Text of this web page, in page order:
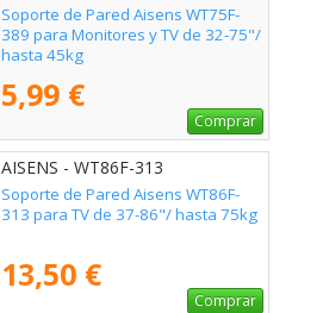
Soporte de Pared Aisens WT75F-
389 para Monitores y TV de 32-75"/
hasta 45kg
5,99 €
Comprar
AISENS - WT86F-313
Soporte de Pared Aisens WT86F-
313 para TV de 37-86"/ hasta 75kg
13,50 €
Comprar